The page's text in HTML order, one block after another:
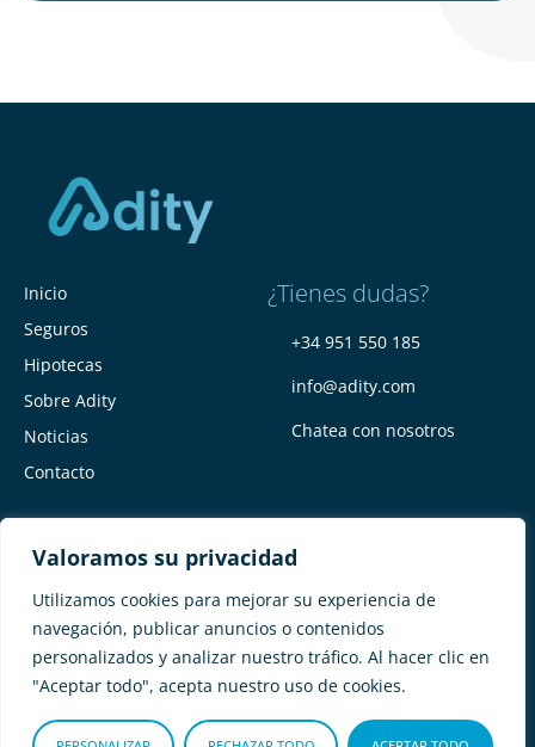
Valoramos su privacidad
Utilizamos cookies para mejorar su experiencia de
navegación, publicar anuncios o contenidos
personalizados y analizar nuestro tráfico. Al hacer clic en
"Aceptar todo", acepta nuestro uso de cookies.
Inicio
Seguros
Hipotecas
Sobre Adity
Noticias
Contacto
¿Tienes dudas?
+34 951 550 185
info@adity.com
Chatea con nosotros
Adity Seguros – Mapa del Sitio –